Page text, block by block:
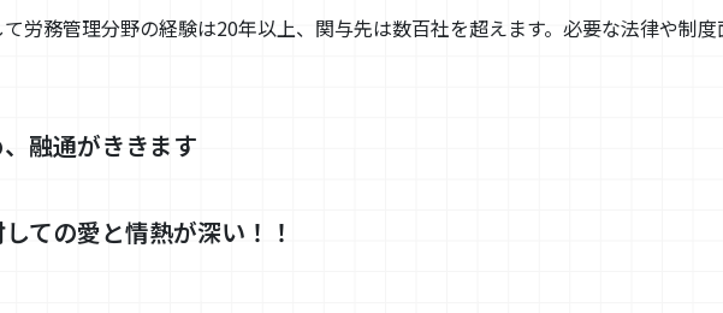
労務管理分野の経験は20年以上、関与先は数百社を超えます。必要な法律や制度
融通がききます
ての愛と情熱が深い！！